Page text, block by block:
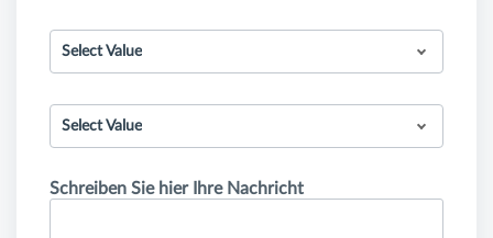
Select Value
Select Value
Schreiben Sie hier Ihre Nachricht